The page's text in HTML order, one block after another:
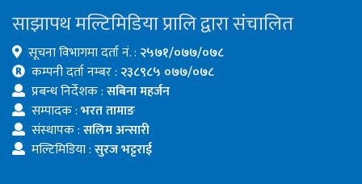
साझापथ मल्टिमिडिया प्रालि द्वारा संचालित
सूचना विभागमा दर्ता नं. : २५७१/०७७/०७८
कम्पनी दर्ता नम्बर : २३८९८५ ०७७/०७८
प्रबन्ध निर्देशक :सबिना महर्जन
सम्पादक :भरत तामाङ
संस्थापक :सलिम अन्सारी
मल्टिमिडिया :सुरज भट्टराई